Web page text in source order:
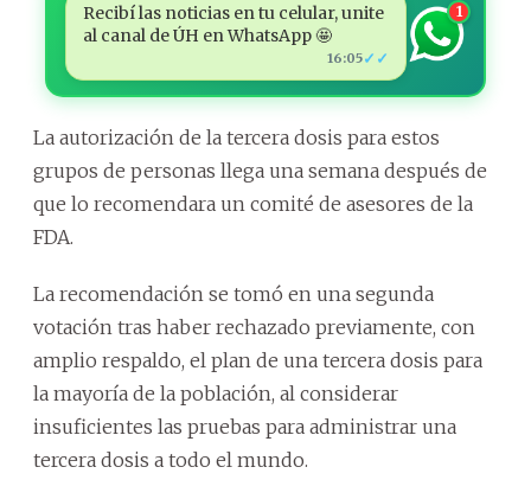
Recibí las noticias en tu celular, unite
al canal de ÚH en WhatsApp 🤩
16:05✓✓
1
La autorización de la tercera dosis para estos
grupos de personas llega una semana después de
que lo recomendara un comité de asesores de la
FDA.
La recomendación se tomó en una segunda
votación tras haber rechazado previamente, con
amplio respaldo, el plan de una tercera dosis para
la mayoría de la población, al considerar
insuficientes las pruebas para administrar una
tercera dosis a todo el mundo.